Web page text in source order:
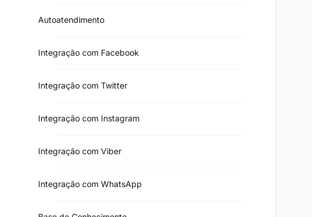
Autoatendimento
Integração com Facebook
Integração com Twitter
Integração com Instagram
Integração com Viber
Integração com WhatsApp